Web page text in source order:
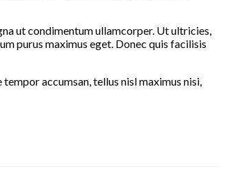
ut condimentum ullamcorper. Ut ultricies,
purus maximus eget. Donec quis facilisis
accumsan, tellus nisl maximus nisi,